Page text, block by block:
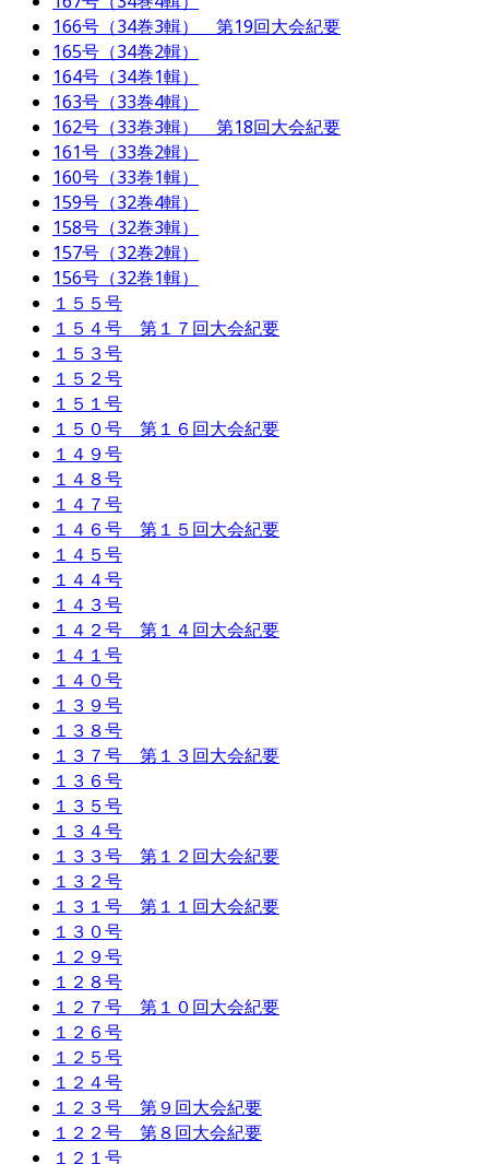
166号（34巻3輯） 第19回大会紀要
165号（34巻2輯）
164号（34巻1輯）
163号（33巻4輯）
162号（33巻3輯） 第18回大会紀要
161号（33巻2輯）
160号（33巻1輯）
159号（32巻4輯）
158号（32巻3輯）
157号（32巻2輯）
156号（32巻1輯）
１５５号
１５４号 第１７回大会紀要
１５３号
１５２号
１５１号
１５０号 第１６回大会紀要
１４９号
１４８号
１４７号
１４６号 第１５回大会紀要
１４５号
１４４号
１４３号
１４２号 第１４回大会紀要
１４１号
１４０号
１３９号
１３８号
１３７号 第１３回大会紀要
１３６号
１３５号
１３４号
１３３号 第１２回大会紀要
１３２号
１３１号 第１１回大会紀要
１３０号
１２９号
１２８号
１２７号 第１０回大会紀要
１２６号
１２５号
１２４号
１２３号 第９回大会紀要
１２２号 第８回大会紀要
１２１号